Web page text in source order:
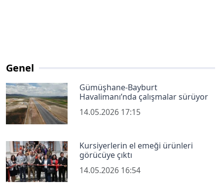
Genel
Gümüşhane-Bayburt
Havalimanı’nda çalışmalar sürüyor
14.05.2026 17:15
Kursiyerlerin el emeği ürünleri
görücüye çıktı
14.05.2026 16:54